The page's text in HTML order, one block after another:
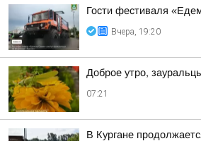
Гости фестиваля
Вчера, 19:20
Доброе утро,
07:21
В Кургане